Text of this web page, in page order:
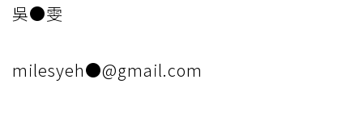
吳●雯
milesyeh●@gmail.com